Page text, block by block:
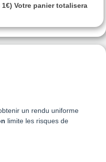
Votre panier totalisera
un rendu uniforme
limite les risques de